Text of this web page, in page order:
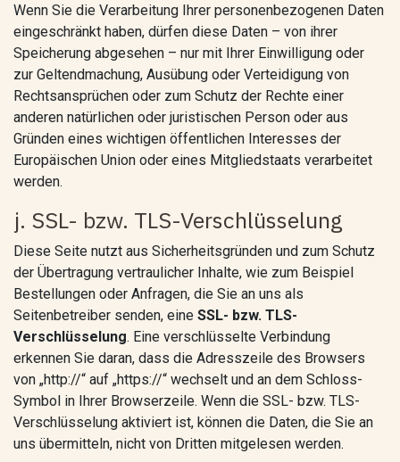
Wenn Sie die Verarbeitung Ihrer personenbezogenen Daten
eingeschränkt haben, dürfen diese Daten – von ihrer
Speicherung abgesehen – nur mit Ihrer Einwilligung oder
zur Geltendmachung, Ausübung oder Verteidigung von
Rechtsansprüchen oder zum Schutz der Rechte einer
anderen natürlichen oder juristischen Person oder aus
Gründen eines wichtigen öffentlichen Interesses der
Europäischen Union oder eines Mitgliedstaats verarbeitet
werden.
j. SSL- bzw. TLS-Verschlüsselung
Diese Seite nutzt aus Sicherheitsgründen und zum Schutz
der Übertragung vertraulicher Inhalte, wie zum Beispiel
Bestellungen oder Anfragen, die Sie an uns als
Seitenbetreiber senden, eine SSL- bzw. TLS-
Verschlüsselung. Eine verschlüsselte Verbindung
erkennen Sie daran, dass die Adresszeile des Browsers
von „http://“ auf „https://“ wechselt und an dem Schloss-
Symbol in Ihrer Browserzeile. Wenn die SSL- bzw. TLS-
Verschlüsselung aktiviert ist, können die Daten, die Sie an
uns übermitteln, nicht von Dritten mitgelesen werden.